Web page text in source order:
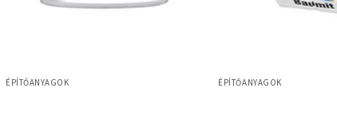
ÉPÍTŐANYAGOK ÉPÍTŐANYAGOK